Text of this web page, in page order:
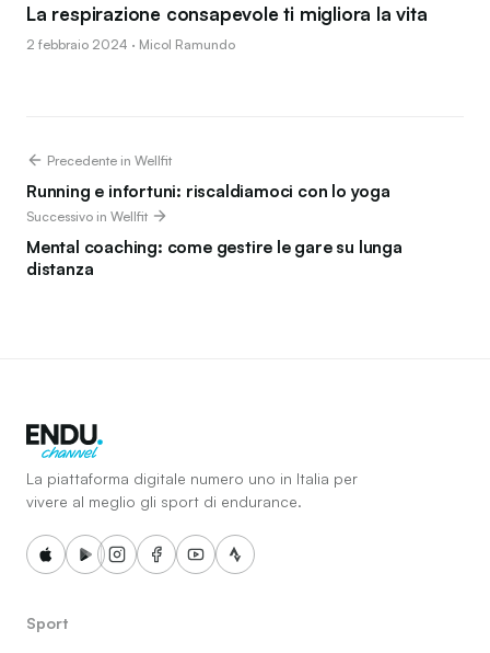
La respirazione consapevole ti migliora la vita
2 febbraio 2024 · Micol Ramundo
Precedente in Wellfit
Running e infortuni: riscaldiamoci con lo yoga
Successivo in Wellfit
Mental coaching: come gestire le gare su lunga
distanza
La piattaforma digitale numero uno in Italia per
vivere al meglio gli sport di endurance.
Sport